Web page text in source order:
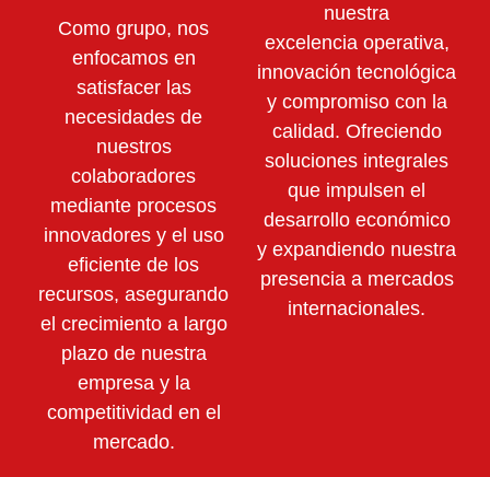
Como grupo, nos
enfocamos en
satisfacer las
necesidades de
nuestros
colaboradores
mediante procesos
innovadores y el uso
eficiente de los
recursos, asegurando
el crecimiento a largo
plazo de nuestra
empresa y la
competitividad en el
mercado.
nuestra
excelencia operativa,
innovación tecnológica
y compromiso con la
calidad. Ofreciendo
soluciones integrales
que impulsen el
desarrollo económico
y expandiendo nuestra
presencia a mercados
internacionales.